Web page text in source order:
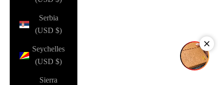
Serbia
(USD $)
Seychelles
(USD $)
Sierra